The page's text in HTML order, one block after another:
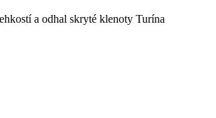
a odhal skryté klenoty Turína